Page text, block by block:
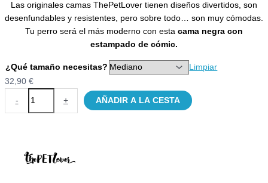
precios:
desde
32,90 €
41,90 €
Las originales camas ThePetLover tienen diseños divertidos, son
desenfundables y resistentes, pero sobre todo… son muy cómodas.
Tu perro será el más moderno con esta cama negra con
estampado de cómic.
¿Qué tamaño necesitas?
Limpiar
32,90 €
-
Cómic
cantidad
+ AÑADIR A LA CESTA